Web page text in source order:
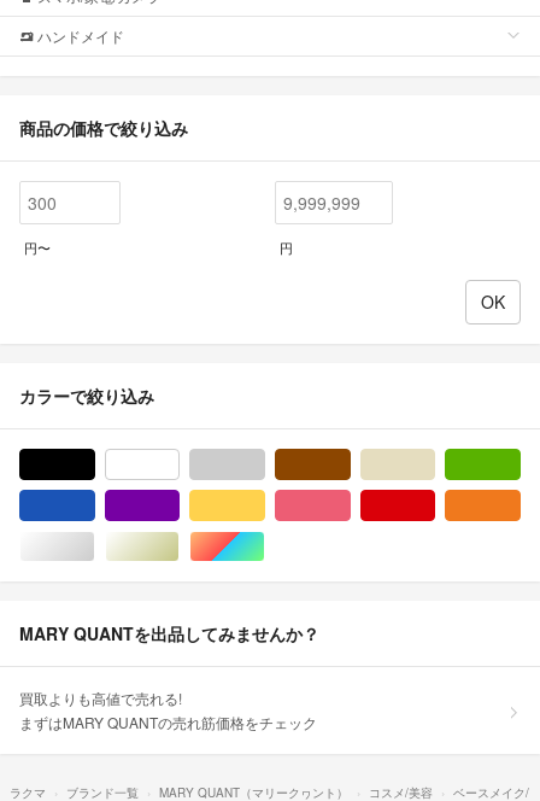
ハンドメイド
商品の価格で絞り込み
円〜 円
カラーで絞り込み
シルバー/銀色系ゴールド/金色系マルチカラー
MARY QUANTを出品してみませんか？
買取よりも高値で売れる!
まずはMARY QUANTの売れ筋価格をチェック
ラクマ ブランド一覧 MARY QUANT（マリークヮント） コスメ/美容
ベースメイク/